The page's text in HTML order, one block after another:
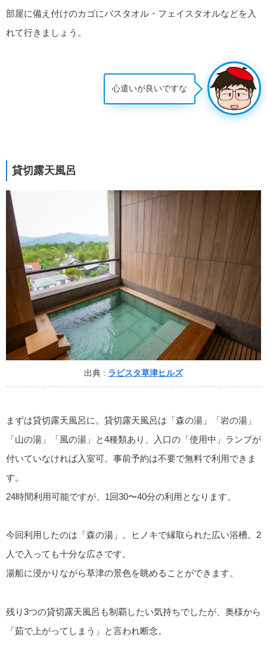
部屋に備え付けのカゴにバスタオル・フェイスタオルなどを入
れて行きましょう。
心遣いが良いですな
貸切露天風呂
出典 : ラビスタ草津ヒルズ
まずは貸切露天風呂に。貸切露天風呂は「森の湯」「岩の湯」
「山の湯」「風の湯」と4種類あり、入口の「使用中」ランプが
付いていなければ入室可。事前予約は不要で無料で利用できま
す。
24時間利用可能ですが、1回30〜40分の利用となります。
今回利用したのは「森の湯」。ヒノキで縁取られた広い浴槽。2
人で入っても十分な広さです。
湯船に浸かりながら草津の景色を眺めることができます。
残り3つの貸切露天風呂も制覇したい気持ちでしたが、奥様から
「茹で上がってしまう」と言われ断念。